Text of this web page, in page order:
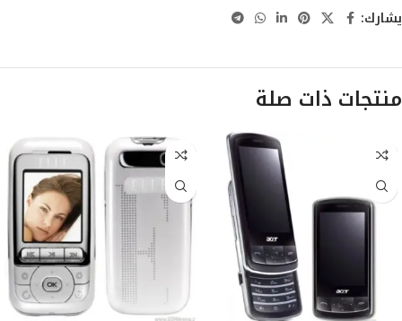
يشارك:
منتجات ذات صلة